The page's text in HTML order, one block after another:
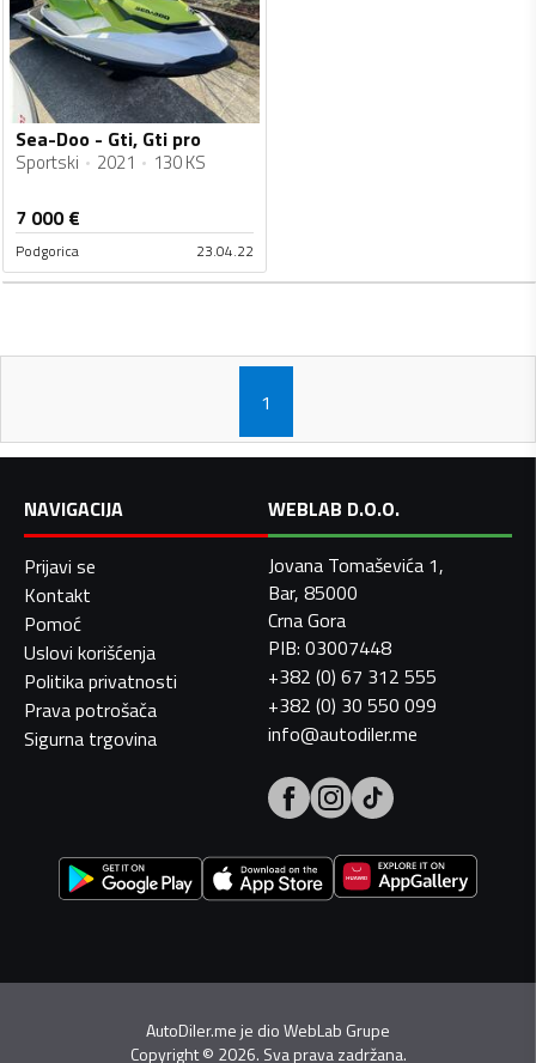
Sea-Doo - Gti, Gti pro
Sportski 2021 130 KS
7 000€
Podgorica 23.04.22
1
NAVIGACIJA
Prijavi se
Kontakt
Pomoć
Uslovi korišćenja
Politika privatnosti
Prava potrošača
Sigurna trgovina
WEBLAB D.O.O.
Jovana Tomaševića 1,
Bar, 85000
Crna Gora
PIB: 03007448
+382 (0) 67 312 555
+382 (0) 30 550 099
info@autodiler.me
AutoDiler.me je dioWebLab Grupe
Copyright© 2026. Sva prava zadržana.